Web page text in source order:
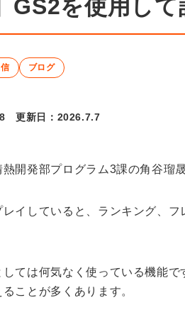
GS2を使用し
ブログ
更新日： 2026.7.7
開発部プログラム3課の角谷瑠晟
イしていると、ランキング、
ては何気なく使っている機能
ことが多くあります。